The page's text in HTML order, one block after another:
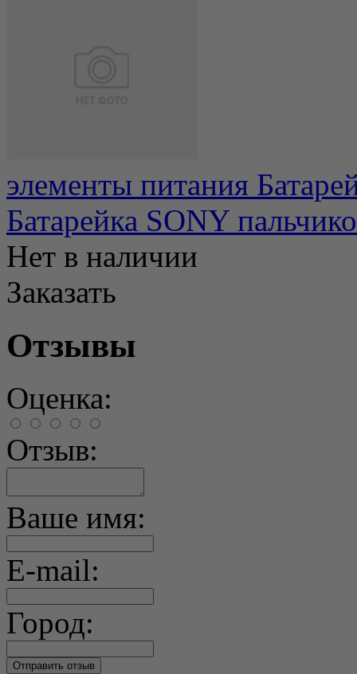
элементы питания
Батарейка SONY
Нет в наличии
Заказать
Отзывы
Оценка:
Отзыв:
Ваше имя:
E-mail:
Город: